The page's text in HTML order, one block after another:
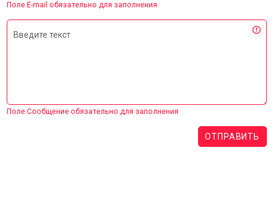
Поле E-mail обязательно для заполнения
Введите текст
Поле Сообщение обязательно для заполнения
ОТПРАВИТЬ